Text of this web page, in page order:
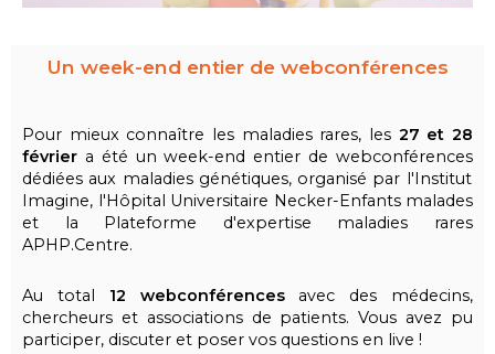
Un week-end entier de webconférences
Pour mieux connaître les maladies rares, les 27 et 28
février a été unweek-end entier dewebconférences
dédiées aux maladies génétiques, organisé par l'Institut
Imagine, l'Hôpital Universitaire Necker-Enfants malades
et la Plateforme d'expertise maladies rares
APHP.Centre.
Au total 12 webconférencesavec des médecins,
chercheurs et associations de patients. Vous avez pu
participer, discuter et poser vos questions en live !